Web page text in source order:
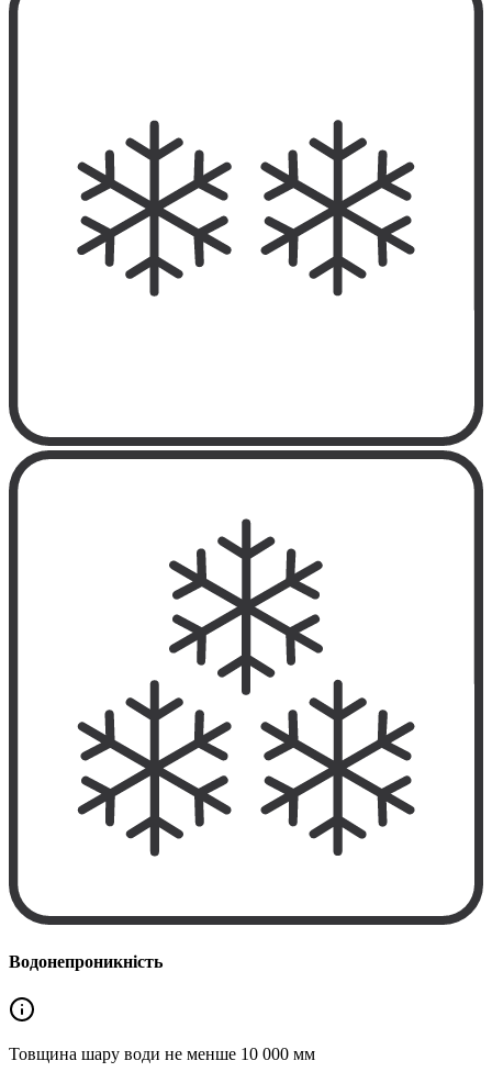
Водонепроникність
Товщина шару води не менше 10 000 мм